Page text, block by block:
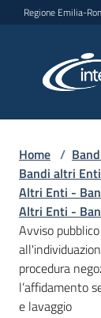
Vai al contenuto
Vai alla
Vai al footer
Regione Emilia-
L'Agenzia
Bandi
e
Home /
Bandi altri Enti
Altri Enti -
Altri Enti -
Avviso
procedura
l’affidamento
e lavaggio